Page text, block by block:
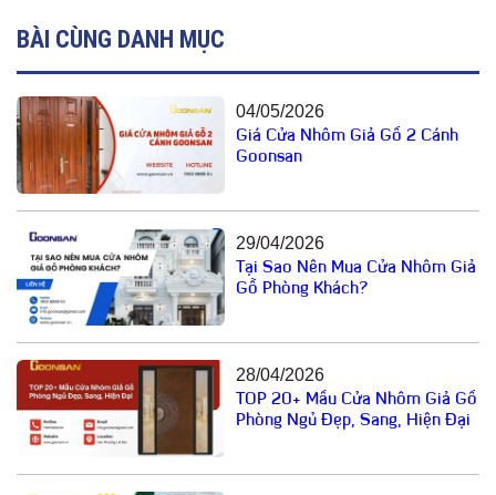
BÀI CÙNG DANH MỤC
04/05/2026
Giá Cửa Nhôm Giả Gỗ 2 Cánh
Goonsan
29/04/2026
Tại Sao Nên Mua Cửa Nhôm Giả
Gỗ Phòng Khách?
28/04/2026
TOP 20+ Mẫu Cửa Nhôm Giả Gỗ
Phòng Ngủ Đẹp, Sang, Hiện Đại